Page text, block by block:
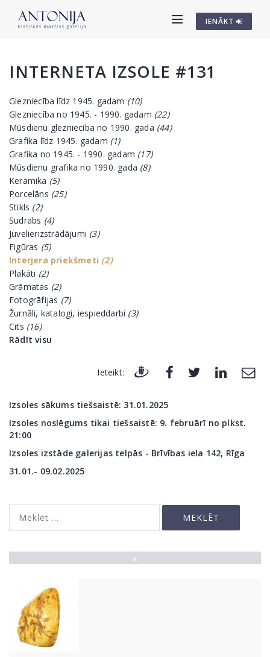
IENĀKT
INTERNETA IZSOLE #131
Glezniecība līdz 1945. gadam (10)
Glezniecība no 1945. - 1990. gadam (22)
Mūsdienu glezniecība no 1990. gada (44)
Grafika līdz 1945. gadam (1)
Grafika no 1945. - 1990. gadam (17)
Mūsdienu grafika no 1990. gada (8)
Keramika (5)
Porcelāns (25)
Stikls (2)
Sudrabs (4)
Juvelierizstrādājumi (3)
Figūras (5)
Interjera priekšmeti (2)
Plakāti (2)
Grāmatas (2)
Fotogrāfijas (7)
Žurnāli, katalogi, iespieddarbi (3)
Cits (16)
Rādīt visu
Ieteikt:
Izsoles sākums tiešsaistē: 31.01.2025
Izsoles noslēgums tikai tiešsaistē: 9. februārī no plkst.
21:00
Izsoles izstāde galerijas telpās - Brīvības iela 142, Rīga
31.01.- 09.02.2025